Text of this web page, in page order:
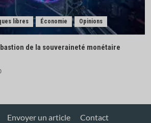
libres Économie Opinions
de la souveraineté monétaire
Envoyer un article Contact